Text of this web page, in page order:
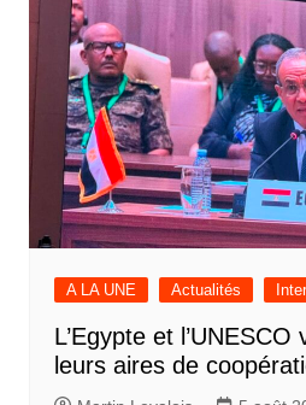
A LA UNE Actualités
L’Egypte et
leurs aires de